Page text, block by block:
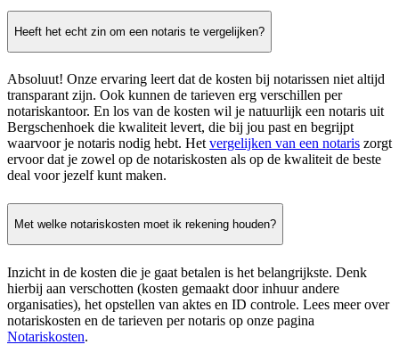
Heeft het echt zin om een notaris te vergelijken?
Absoluut! Onze ervaring leert dat de kosten bij notarissen niet altijd
transparant zijn. Ook kunnen de tarieven erg verschillen per
notariskantoor. En los van de kosten wil je natuurlijk een notaris uit
Bergschenhoek die kwaliteit levert, die bij jou past en begrijpt
waarvoor je notaris nodig hebt. Hetvergelijken van een notaris zorgt
ervoor dat je zowel op de notariskosten als op de kwaliteit de beste
deal voor jezelf kunt maken.
Met welke notariskosten moet ik rekening houden?
Inzicht in de kosten die je gaat betalen is het belangrijkste. Denk
hierbij aan verschotten (kosten gemaakt door inhuur andere
organisaties), het opstellen van aktes en ID controle. Lees meer over
notariskosten en de tarieven per notaris op onze pagina
Notariskosten.